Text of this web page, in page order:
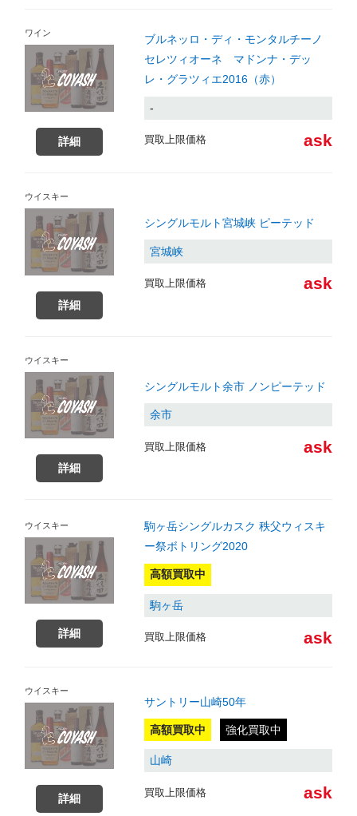
ワイン
詳細
ブルネッロ・ディ・モンタルチーノ
セレツィオーネ マドンナ・デッ
レ・グラツィエ2016（赤）
-
買取上限価格 ask
ウイスキー
詳細
シングルモルト宮城峡 ピーテッド
宮城峡
買取上限価格 ask
ウイスキー
詳細
シングルモルト余市 ノンピーテッド
余市
買取上限価格 ask
ウイスキー
詳細
駒ヶ岳シングルカスク 秩父ウィスキ
ー祭ボトリング2020
高額買取中
駒ヶ岳
買取上限価格 ask
ウイスキー
詳細
サントリー山崎50年
高額買取中 強化買取中
山崎
買取上限価格 ask